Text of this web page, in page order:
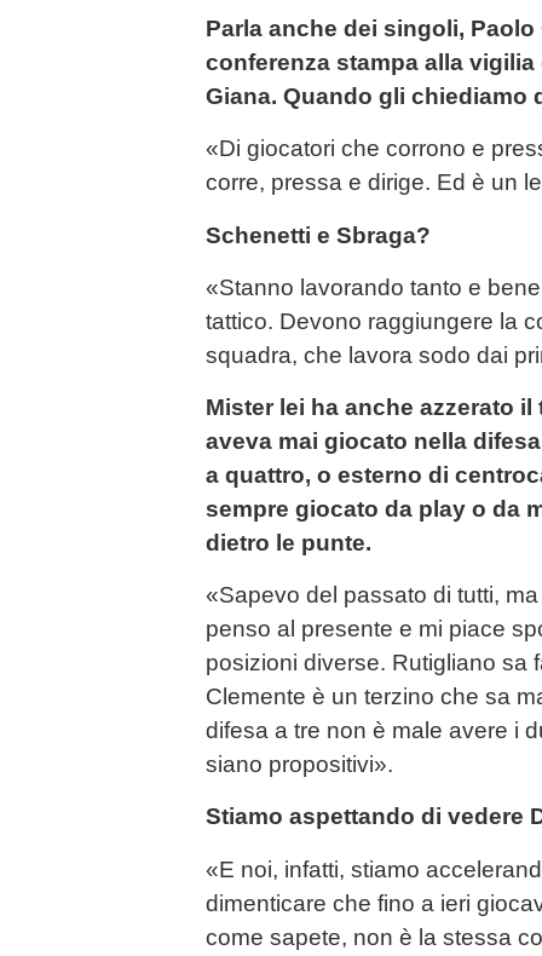
Parla anche dei singoli,
conferenza stampa alla
Giana. Quando gli chiediamo
«Di giocatori che corrono e
corre, pressa e dirige. Ed è un
Schenetti e Sbraga?
«Stanno lavorando tanto e
tattico. Devono raggiungere la
squadra, che lavora sodo dai
Mister lei ha anche azzerato
aveva mai giocato nella
a quattro, o esterno di
sempre giocato da play o da
dietro le punte.
«Sapevo del passato di tutti,
penso al presente e mi piace
posizioni diverse. Rutigliano sa
Clemente è un terzino che sa
difesa a tre non è male avere i
siano propositivi».
Stiamo aspettando di vedere
«E noi, infatti, stiamo
dimenticare che fino a ieri
come sapete, non è la stessa